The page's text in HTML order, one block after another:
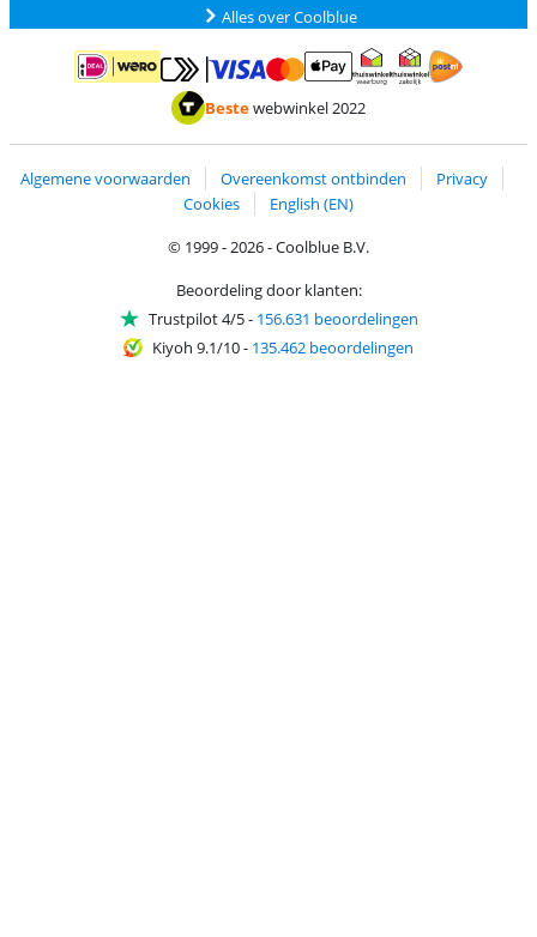
Alles over Coolblue
Betalen met iDEAL | WeroBetalen met MasterCard en Visa via ClickToPay
Betalen met ApplePay
Thuiswinkel waarborg
Bestewebwinkel 2022
Algemene voorwaarden Overeenkomst ontbinden
Privacy
Cookies
English (EN)
© 1999 - 2026 - Coolblue B.V.
Beoordeling door klanten:
Trustpilot 4/5- 156.631 beoordelingen
Kiyoh 9.1/10- 135.462 beoordelingen